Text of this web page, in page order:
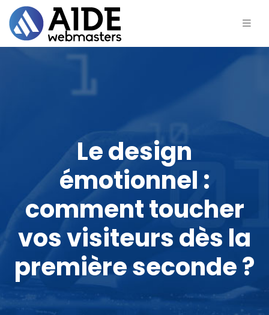
Le design
émotionnel :
comment toucher
vos visiteurs dès la
première seconde ?